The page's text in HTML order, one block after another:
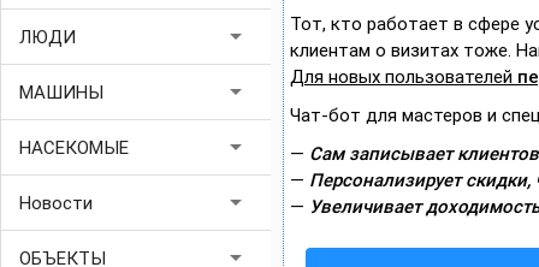
ЛЮДИ arrow_drop_down
МАШИНЫ arrow_drop_down
НАСЕКОМЫЕ arrow_drop_down
Новости arrow_drop_down
ОБЪЕКТЫ arrow_drop_down
Тот, кто работает в сфере
клиентам о визитах тоже.
Для новых пользователей
Чат-бот для мастеров и
— Сам записывает
— Персонализирует
— Увеличивает